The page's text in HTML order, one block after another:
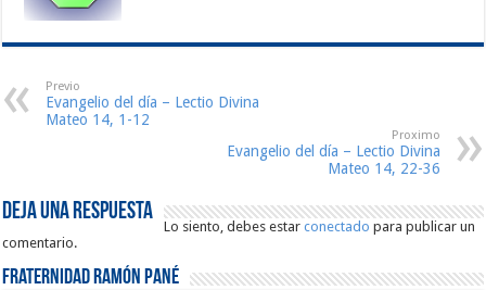
Previo
Evangelio del día – Lectio Divina
Mateo 14, 1-12
Proximo
Evangelio del día – Lectio Divina
Mateo 14, 22-36
Deja una respuesta
Lo siento, debes estarconectado para publicar un
comentario.
Fraternidad Ramón Pané